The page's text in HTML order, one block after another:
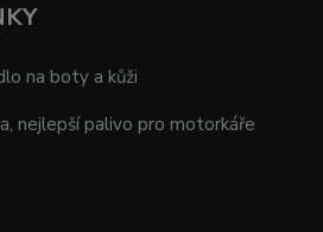
na boty a kůži
nejlepší palivo pro motorkáře